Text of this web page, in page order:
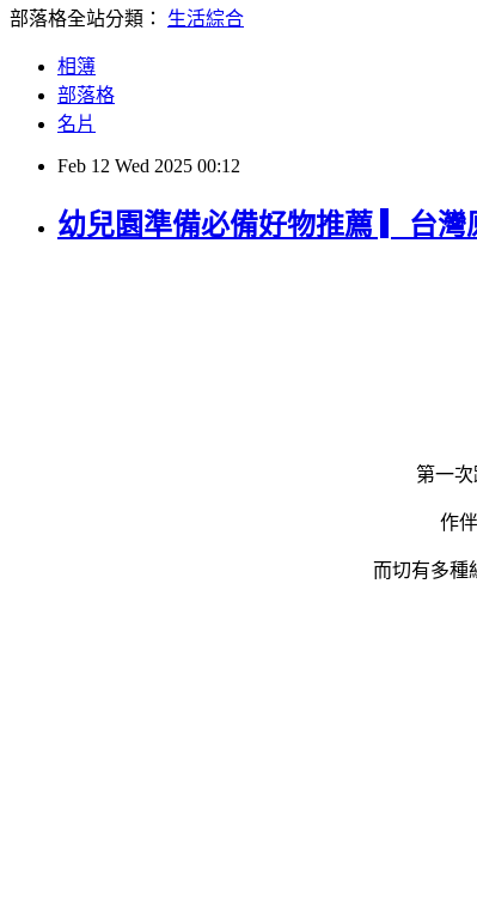
部落格全站分類： 生活綜合
相簿
部落格
名片
Feb 12 Wed 2025 00:12
幼兒園準備必備好物推薦 ▎台灣
第一次
作
而切有多種